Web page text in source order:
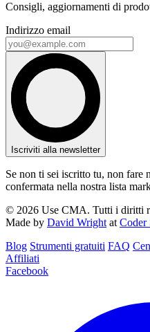
Consigli, aggiornamenti di
Indirizzo email
Iscriviti alla newsletter
Se non ti sei iscritto tu, non fare
confermata nella nostra lista
© 2026 Use CMA. Tutti i diritti
Made by David Wright at Coder
Blog‎ Strumenti gratuiti FAQ
Affiliati
Facebook